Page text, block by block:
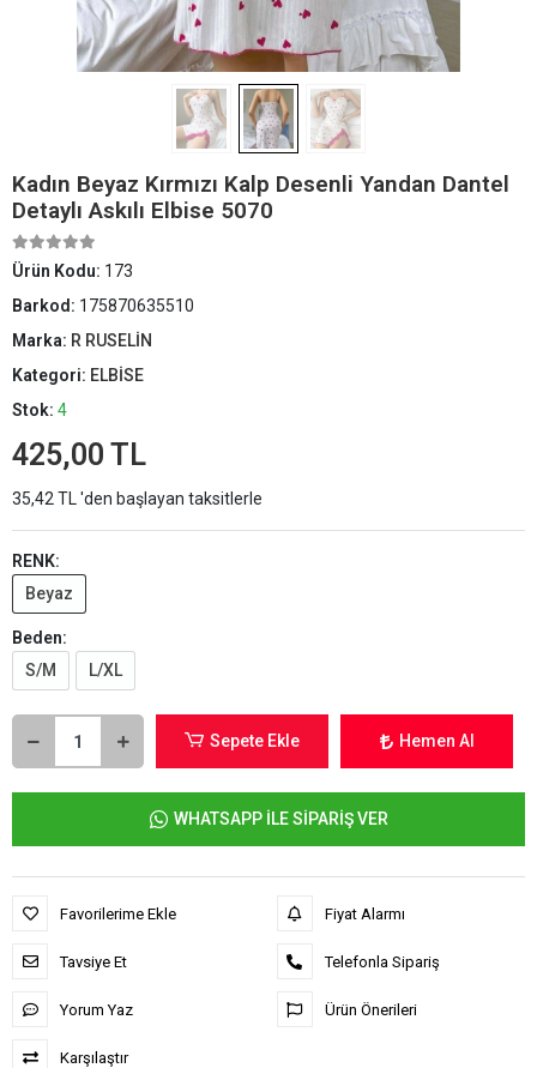
Kadın Beyaz Kırmızı Kalp Desenli Yandan Dantel
Detaylı Askılı Elbise 5070
Ürün Kodu: 173
Barkod: 175870635510
Marka: R RUSELİN
Kategori: ELBİSE
Stok: 4
425,00 TL
35,42 TL 'den başlayan taksitlerle
RENK:
Beyaz
Beden:
S/M
L/XL
Sepete Ekle Hemen Al
WHATSAPP İLE SİPARİŞ VER
Favorilerime Ekle
Tavsiye Et
Yorum Yaz
Karşılaştır
Fiyat Alarmı
Telefonla Sipariş
Ürün Önerileri